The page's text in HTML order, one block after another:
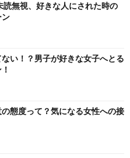
読無視、好きな人にされた時の
ン
い！？男子が好きな女子へとる
態度って？気になる女性への接